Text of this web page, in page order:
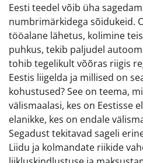
Eesti teedel võib üha
numbrimärkidega sõidukeid.
tööalane lähetus, kolimine
puhkus, tekib paljudel
tohib tegelikult võõras riigis
Eestis liigelda ja millised on
kohustused? See on teema,
välismaalasi, kes on Eestisse
elanikke, kes on endale
Segadust tekitavad sageli
Liidu ja kolmandate riikide